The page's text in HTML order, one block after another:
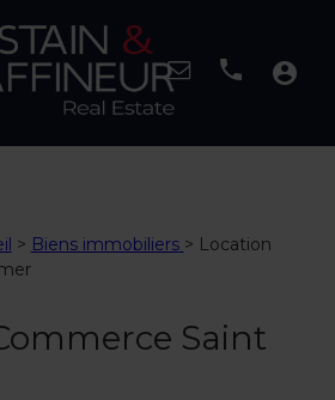
account_circle
> Biens immobiliers > Location
Saint